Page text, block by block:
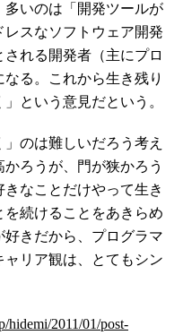
多いのは「開発ツールが
スなソフトウェア開発
れる開発者（主にプロ
る。これから生き残り
という意見だという。
のは難しいだろう考え
ろうが、門が狭かろう
なことだけやって生き
続けることをあきらめ
きだから、プログラマ
リア観は、とてもシン